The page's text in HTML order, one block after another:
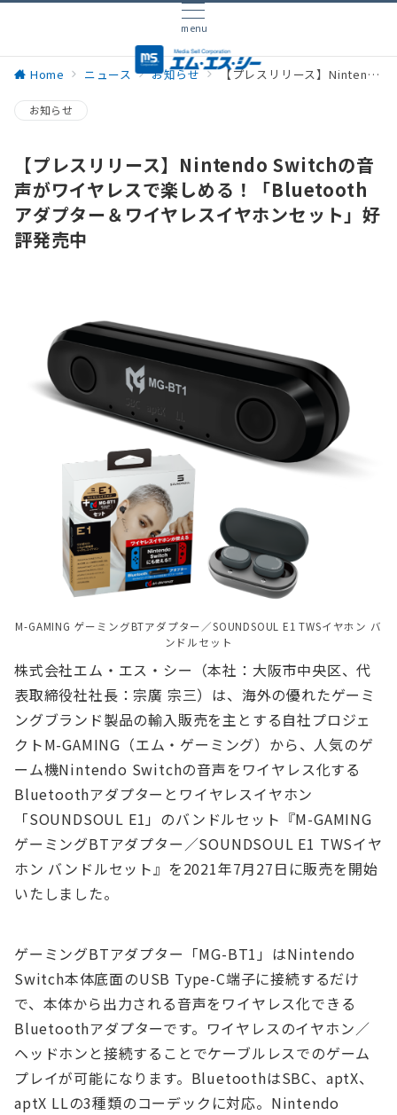
menu
Home ニュース お知らせ 【プレスリリース】Nintendo Switchの音声がワイヤレスで楽しめる！「Bluetoothアダプター＆ワイヤレスイヤホンセット」好評発売中
お知らせ
【プレスリリース】Nintendo Switchの音
声がワイヤレスで楽しめる！「Bluetooth
アダプター＆ワイヤレスイヤホンセット」好
評発売中
M-GAMING ゲーミングBTアダプター／SOUNDSOUL E1 TWSイヤホン バ
ンドルセット
株式会社エム・エス・シー（本社：大阪市中央区、代
表取締役社社長：宗廣 宗三）は、海外の優れたゲーミ
ングブランド製品の輸入販売を主とする自社プロジェ
クトM-GAMING（エム・ゲーミング）から、人気のゲ
ーム機Nintendo Switchの音声をワイヤレス化する
Bluetoothアダプターとワイヤレスイヤホン
「SOUNDSOUL E1」のバンドルセット『M-GAMING
ゲーミングBTアダプター／SOUNDSOUL E1 TWSイヤ
ホン バンドルセット』を2021年7月27日に販売を開始
いたしました。
ゲーミングBTアダプター「MG-BT1」はNintendo
Switch本体底面のUSB Type-C端子に接続するだけ
で、本体から出力される音声をワイヤレス化できる
Bluetoothアダプターです。ワイヤレスのイヤホン／
ヘッドホンと接続することでケーブルレスでのゲーム
プレイが可能になります。BluetoothはSBC、aptX、
aptX LLの3種類のコーデックに対応。Nintendo